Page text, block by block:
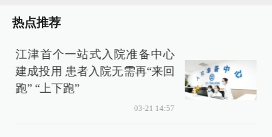
热点推荐
江津首个一站式入院准备中心
建成投用 患者入院无需再“来回
跑” “上下跑”
03-21 14:57